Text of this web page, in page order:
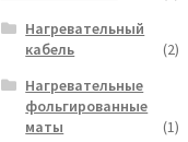
Нагревательный
кабель
(2)
Нагревательные
фольгированные
маты
(1)